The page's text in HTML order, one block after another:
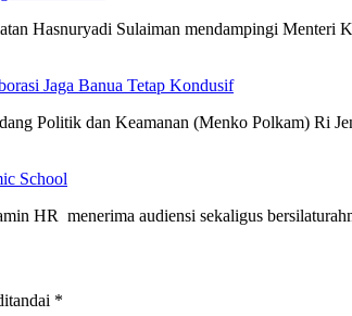
Hasnuryadi Sulaiman mendampingi
Jaga Banua Tetap Kondusif
Politik dan Keamanan (Menko Polkam) Ri
School
HR menerima audiensi sekaligus
*